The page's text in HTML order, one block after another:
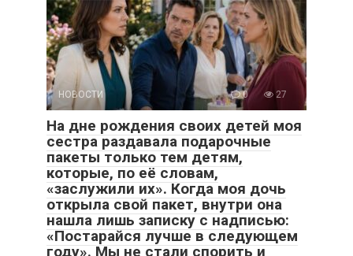
НОВОСТИ 0 27
На дне рождения своих детей моя
сестра раздавала подарочные
пакеты только тем детям,
которые, по её словам,
«заслужили их». Когда моя дочь
открыла свой пакет, внутри она
нашла лишь записку с надписью:
«Постарайся лучше в следующем
году». Мы не стали спорить и